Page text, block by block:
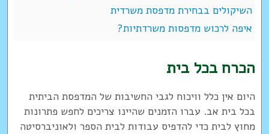
השיקולים בבחירת מדפסת משרדית
איפה לרכוש מדפסות משרדתיות?
הכרח בכל בית
היום אין כלל וויכוח לגבי החשיבות של המדפסת הביתית
בכל בית אב. עברו הזמנים שהיינו צריכים לחפש פתרונות
מחוץ לבית כדי להדפיס עבודות לבית הספר ולאוניברסיטה